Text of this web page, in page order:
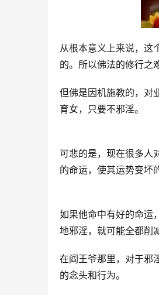
从根本意义上来说，这
的。所以佛法的修行之
但佛是因机施教的，对
育女，只要不邪淫。
可悲的是，现在很多人
的命运，使其运势变坏
如果他命中有好的命运
地邪淫，就可能全都削
在阎王爷那里，对于邪
的念头和行为。